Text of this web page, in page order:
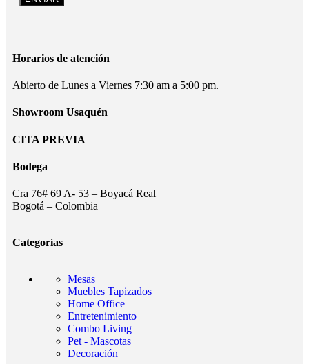
Horarios de atención
Abierto de Lunes a Viernes 7:30 am a 5:00 pm.
Showroom Usaquén
CITA PREVIA
Bodega
Cra 76# 69 A- 53 – Boyacá Real
Bogotá – Colombia
Categorías
Mesas
Muebles Tapizados
Home Office
Entretenimiento
Combo Living
Pet - Mascotas
Decoración